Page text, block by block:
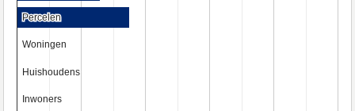
Percelen
Percelen
Woningen
Woningen
Huishoudens
Huishoudens
Inwoners
Inwoners